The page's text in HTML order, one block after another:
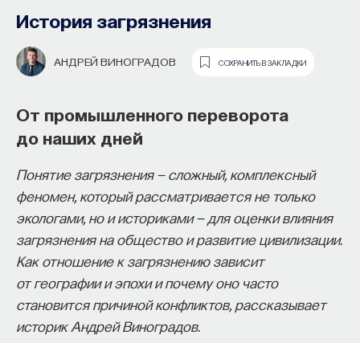
История загрязнения
АНДРЕЙ ВИНОГРАДОВ СОХРАНИТЬ В ЗАКЛАДКИ
От промышленного переворота
до наших дней
Понятие загрязнения — сложный, комплексный
феномен, который рассматривается не только
экологами, но и историками — для оценки влияния
загрязнения на общество и развитие цивилизации.
Как отношение к загрязнению зависит
от географии и эпохи и почему оно часто
становится причиной конфликтов, рассказывает
историк Андрей Виноградов.
Основатель ПостНауки Ивар
Максутов запускает сервис, который
поможет найти свою нишу
в глобальных deep tech и биотех
компаниях
В 2012 годуИвар Максутовсоздал проект
на экстремизм
ДМИТРИЙ ДУБРОВСКИЙ
Социальный исследователь Дмитрий
Дубровский о целях и методах
гуманитарной экспертизы, истории
ее появления и тесте Дубера
Чем специальная гуманитарная экспертиза
отличается от обычной судебной экспертизы?
Вторую принято понимать как
криминалистическую экспертизу, в рамках
которой проводятся исследования на тему,
из какого оружия был произведен выстрел или